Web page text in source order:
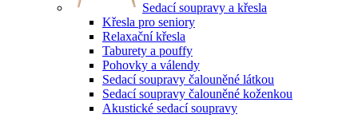
Sedací soupravy a křesla
Křesla pro seniory
Relaxační křesla
Taburety a pouffy
Pohovky a válendy
Sedací soupravy čalouněné látkou
Sedací soupravy čalouněné koženkou
Akustické sedací soupravy